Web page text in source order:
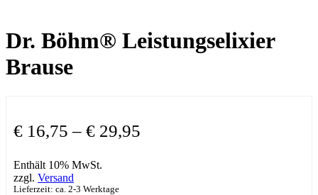
Dr. Böhm® Leistungselixier
Brause
€ 16,75 – € 29,95
Enthält 10% MwSt.
zzgl. Versand
Lieferzeit: ca. 2-3 Werktage